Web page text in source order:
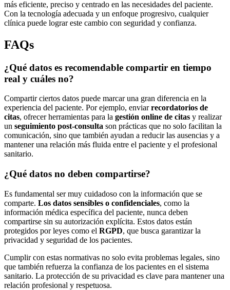
más eficiente, preciso y centrado en las necesidades del paciente.
Con la tecnología adecuada y un enfoque progresivo, cualquier
clínica puede lograr este cambio con seguridad y confianza.
FAQs
¿Qué datos es recomendable compartir en tiempo
real y cuáles no?
Compartir ciertos datos puede marcar una gran diferencia en la
experiencia del paciente. Por ejemplo, enviarrecordatorios de
citas, ofrecer herramientas para la gestión online de citas y realizar
un seguimiento post-consulta son prácticas que no solo facilitan la
comunicación, sino que también ayudan a reducir las ausencias y a
mantener una relación más fluida entre el paciente y el profesional
sanitario.
¿Qué datos no deben compartirse?
Es fundamental ser muy cuidadoso con la información que se
comparte. Los datos sensibles o confidenciales, como la
información médica específica del paciente, nunca deben
compartirse sin su autorización explícita. Estos datos están
protegidos por leyes como el RGPD, que busca garantizar la
privacidad y seguridad de los pacientes.
Cumplir con estas normativas no solo evita problemas legales, sino
que también refuerza la confianza de los pacientes en el sistema
sanitario. La protección de su privacidad es clave para mantener una
relación profesional y respetuosa.